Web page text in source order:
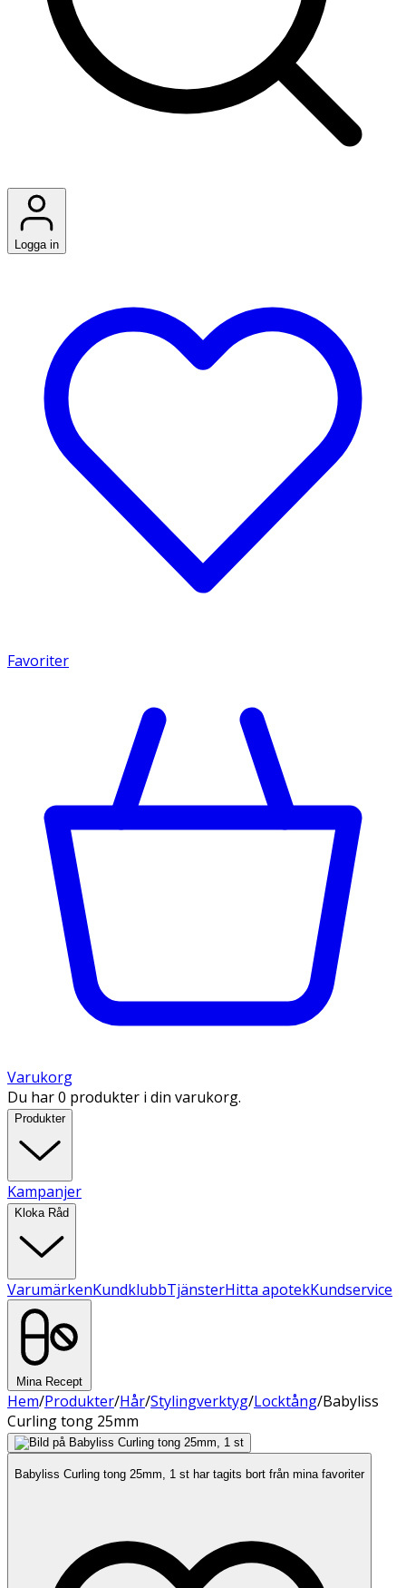
Logga in
Favoriter
Varukorg
Du har 0 produkter i din varukorg.
Produkter
Kampanjer
Kloka Råd
VarumärkenKundklubbTjänsterHitta apotekKundservice
Mina Recept
Hem/Produkter/Hår/Stylingverktyg/Locktång/Babyliss
Curling tong 25mm
Babyliss Curling tong 25mm, 1 st har tagits bort från mina favoriter